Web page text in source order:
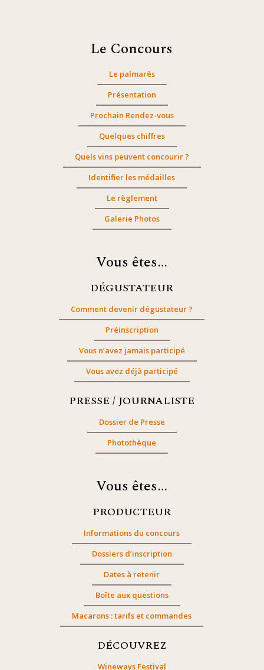
Le Concours
Le palmarès
Présentation
Prochain Rendez-vous
Quelques chiffres
Quels vins peuvent concourir ?
Identifier les médailles
Le règlement
Galerie Photos
Vous êtes…
DÉGUSTATEUR
Comment devenir dégustateur ?
Préinscription
Vous n’avez jamais participé
Vous avez déjà participé
PRESSE / JOURNALISTE
Dossier de Presse
Photothèque
Vous êtes…
PRODUCTEUR
Informations du concours
Dossiers d’inscription
Dates à retenir
Boîte aux questions
Macarons : tarifs et commandes
DÉCOUVREZ
Wineways Festival